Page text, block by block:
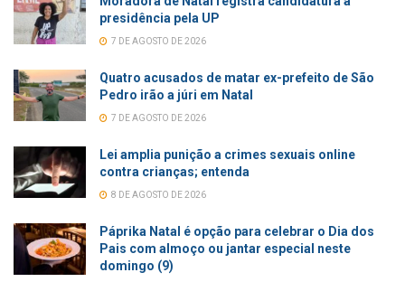
presidência pela UP
7 DE AGOSTO DE 2026
Quatro acusados de matar ex-prefeito de São
Pedro irão a júri em Natal
7 DE AGOSTO DE 2026
Lei amplia punição a crimes sexuais online
contra crianças; entenda
8 DE AGOSTO DE 2026
Páprika Natal é opção para celebrar o Dia dos
Pais com almoço ou jantar especial neste
domingo (9)